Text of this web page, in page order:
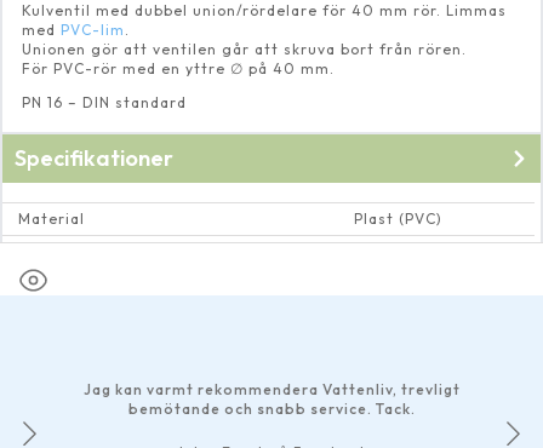
Kulventil med dubbel union/rördelare för 40 mm rör. Limmas
med PVC-lim .
Unionen gör att ventilen går att skruva bort från rören.
För PVC-rör med en yttre ∅ på 40 mm.
PN 16 – DIN standard
Specifikationer
Material
Plast (PVC)
Jag kan varmt rekommendera Vattenliv, trevligt
bemötande och snabb service. Tack.